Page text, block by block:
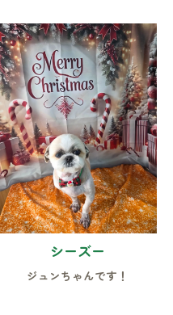
シーズー
ジュンちゃんです！